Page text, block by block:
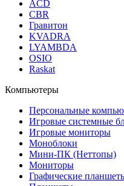
ACD
CBR
Гравитон
KVADRA
LYAMBDA
OSIO
Raskat
Компьютеры
Персональные
Игровые системные
Игровые мониторы
Моноблоки
Мини-ПК (Неттопы)
Мониторы
Графические